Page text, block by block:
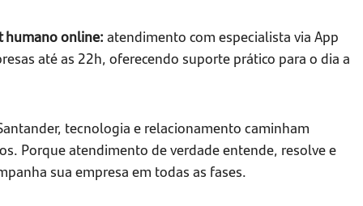
humano online: atendimento com especialista via App
até as 22h, oferecendo suporte prático para o dia a
tecnologia e relacionamento caminham
Porque atendimento de verdade entende, resolve e
sua empresa em todas as fases.